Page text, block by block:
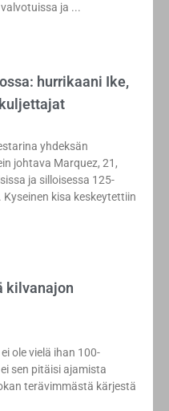
ja
hurrikaani Ike,
yhdeksän
johtava Marquez, 21,
ja silloisessa 125-
kisa keskeytettiin
kilvanajon
ole vielä ihan 100-
sen pitäisi ajamista
terävimmästä kärjestä